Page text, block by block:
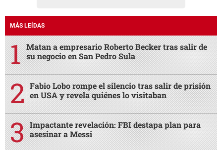
MÁS LEÍDAS
Matan a empresario Roberto Becker tras salir de
su negocio en San Pedro Sula
Fabio Lobo rompe el silencio tras salir de prisión
en USA y revela quiénes lo visitaban
Impactante revelación: FBI destapa plan para
asesinar a Messi